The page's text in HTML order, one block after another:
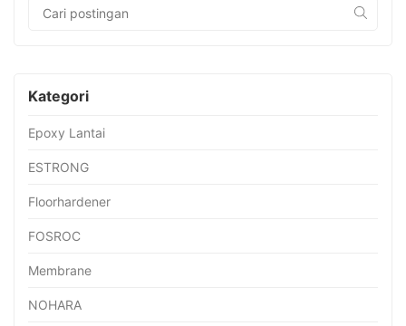
Kategori
Epoxy Lantai
ESTRONG
Floorhardener
FOSROC
Membrane
NOHARA